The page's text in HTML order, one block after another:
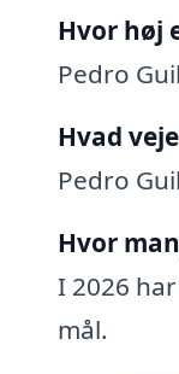
Hvor høj
Pedro
Hvad
Pedro
Hvor
I 2026
mål.